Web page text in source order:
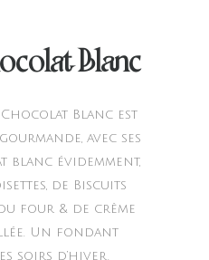
Blanc
Chocolat Blanc est
avec ses
blanc évidemment,
de Biscuits
four & de crème
Un fondant
soirs d’hiver.